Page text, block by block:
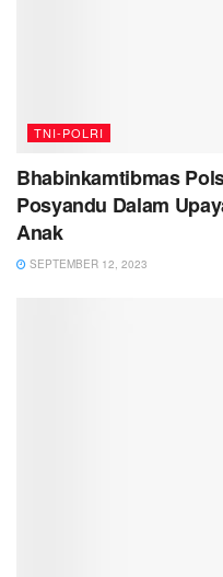
TNI-POLRI
Bhabinkamtibmas
Posyandu Dalam
Anak
SEPTEMBER 12, 2023